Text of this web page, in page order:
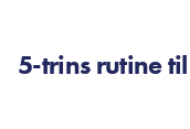
5-trins rutine